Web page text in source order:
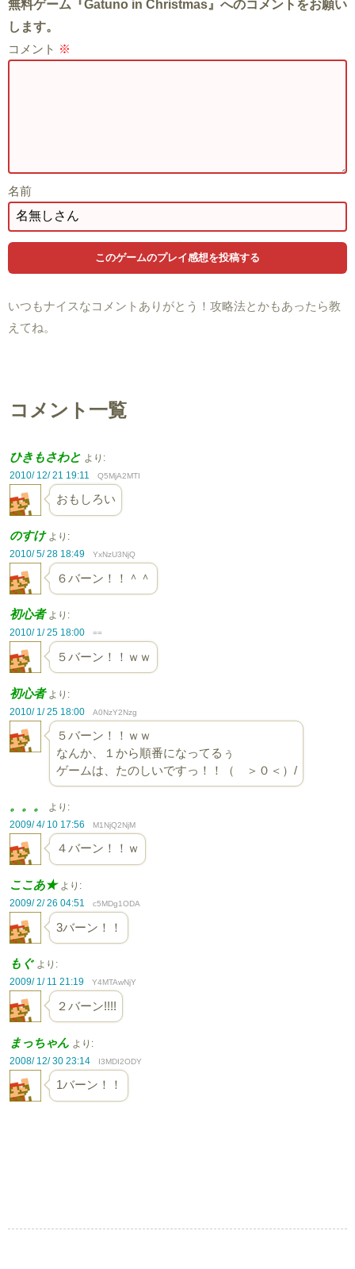
無料ゲーム『Gatuno in Christmas』へのコメントをお願い
します。
コメント ※
名前
いつもナイスなコメントありがとう！攻略法とかもあったら教
えてね。
コメント一覧
ひきもさわと より:
2010/ 12/ 21 19:11
Q5MjA2MTI
おもしろい
のすけ より:
2010/ 5/ 28 18:49
YxNzU3NjQ
６バーン！！＾＾
初心者 より:
2010/ 1/ 25 18:00
==
５バーン！！ｗｗ
初心者 より:
2010/ 1/ 25 18:00
A0NzY2Nzg
５バーン！！ｗｗ
なんか、１から順番になってるぅ
ゲームは、たのしいですっ！！（ ＞０＜）/
。。。
より:
2009/ 4/ 10 17:56
M1NjQ2NjM
４バーン！！ｗ
ここあ★ より:
2009/ 2/ 26 04:51
c5MDg1ODA
3バーン！！
もぐ より:
2009/ 1/ 11 21:19
Y4MTAwNjY
２バーン!!!!
まっちゃん より:
2008/ 12/ 30 23:14
I3MDI2ODY
1バーン！！